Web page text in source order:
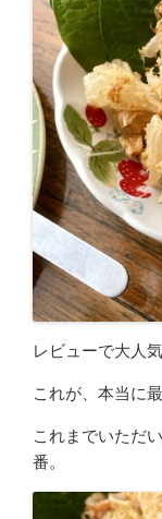
レビューで大人
これが、本当に
これまでいただ
番。